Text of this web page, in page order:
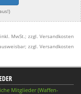
inkl. MwSt.; zzgl. Versandkosten
zzgl. Versandkosten
Mitglieder (Waffen-